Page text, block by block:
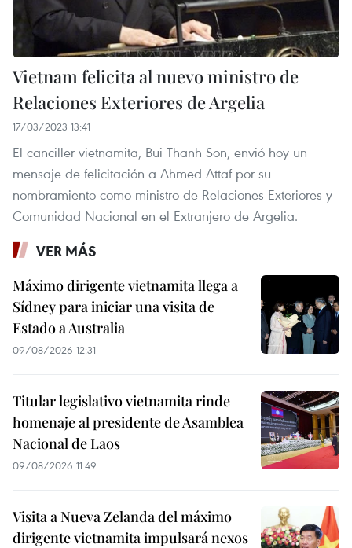
Vietnam felicita al nuevo ministro de
Relaciones Exteriores de Argelia
17/03/2023 13:41
El canciller vietnamita, Bui Thanh Son, envió hoy un
mensaje de felicitación a Ahmed Attaf por su
nombramiento como ministro de Relaciones Exteriores y
Comunidad Nacional en el Extranjero de Argelia.
VER MÁS
Máximo dirigente vietnamita llega a
Sídney para iniciar una visita de
Estado a Australia
09/08/2026 12:31
Titular legislativo vietnamita rinde
homenaje al presidente de Asamblea
Nacional de Laos
09/08/2026 11:49
Visita a Nueva Zelanda del máximo
dirigente vietnamita impulsará nexos